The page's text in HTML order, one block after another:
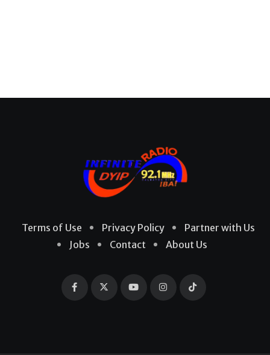
Terms of Use Privacy Policy
Partner with Us
Jobs
Contact About Us